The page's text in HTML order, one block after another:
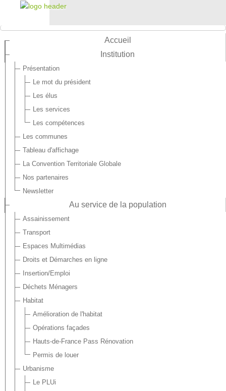
Accueil
Institution
Présentation
Le mot du président
Les élus
Les services
Les compétences
Les communes
Tableau d'affichage
La Convention Territoriale Globale
Nos partenaires
Newsletter
Au service de la population
Assainissement
Transport
Espaces Multimédias
Droits et Démarches en ligne
Insertion/Emploi
Déchets Ménagers
Habitat
Amélioration de l'habitat
Opérations façades
Hauts-de-France Pass Rénovation
Permis de louer
Urbanisme
Le PLUi